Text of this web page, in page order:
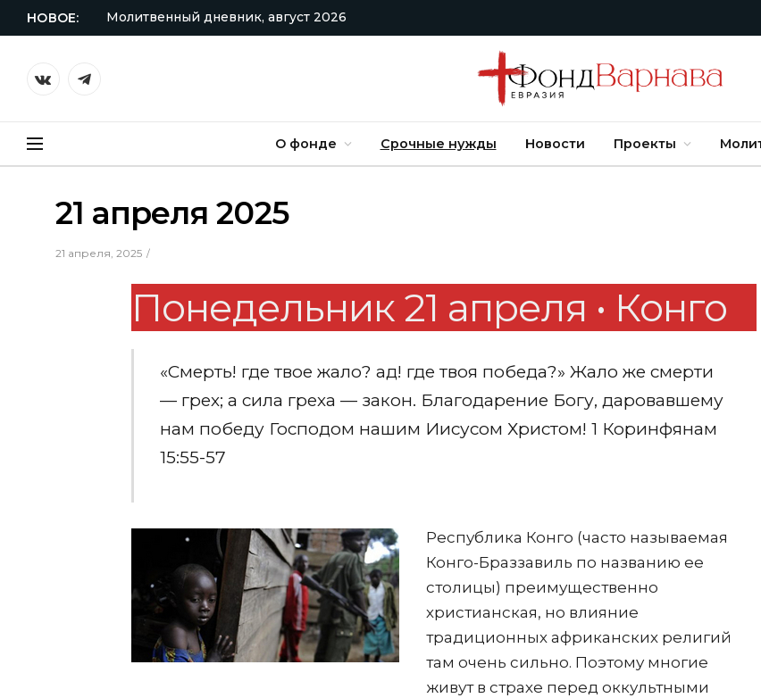
НОВОЕ: Молитвенный дневник, август 2026
VKontakteTelegram
О фонде Срочные нужды Новости Проекты
21 апреля 2025
21 апреля, 2025
Понедельник 21 апреля • Конго
«Смерть! где твое жало? ад! где твоя победа?» Жало же смерти
— грех; а сила греха — закон. Благодарение Богу, даровавшему
нам победу Господом нашим Иисусом Христом! 1 Коринфянам
15:55-57
Республика Конго (часто называемая
Конго-Браззавиль по названию ее
столицы) преимущественно
христианская, но влияние
традиционных африканских религий
там очень сильно. Поэтому многие
живут в страхе перед оккультными